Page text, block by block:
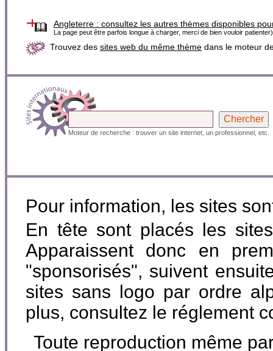
Angleterre : consultez les autres thèmes disponibles
La page peut être parfois longue à charger, merci de bien vouloir patienter)
Trouvez des sites web du même thème dans le moteur
Moteur de recherche : trouver un site internet, un professionnel, etc.
Pour information, les sites
En tête sont placés les
Apparaissent donc en
"sponsorisés", suivent
sites sans logo par ordre
plus, consultez le réglement
Toute reproduction même